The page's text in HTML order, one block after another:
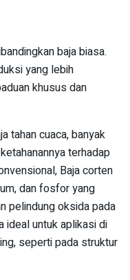
baja biasa.
yang lebih
khusus dan
tahan cuaca, banyak
terhadap
Baja corten
dan fosfor yang
pelindung oksida pada
ideal untuk aplikasi di
seperti pada struktur